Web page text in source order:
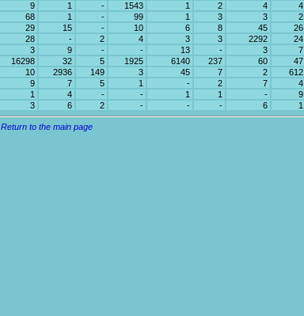
9 1 - 1543 1 2 4 4
68 1 - 99 1 3 3 2
29 15 - 10 6 8 45 26
28 - 2 4 3 3 2292 24
3 9 - - 13 - 3 7
16298 32 5 1925 6140 237 60 47
10 2936 149 3 45 7 2 612
9 7 5 1 - 2 7 4
1 4 - - 1 1 - 9
3 6 2 - - - 6 1
Return to the main page